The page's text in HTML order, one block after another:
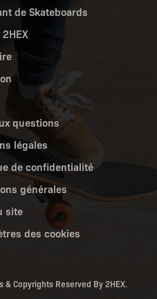
de Skateboards
questions
légales
de confidentialité
générales
site
des cookies
& Copyrights Reserved By 2HEX.